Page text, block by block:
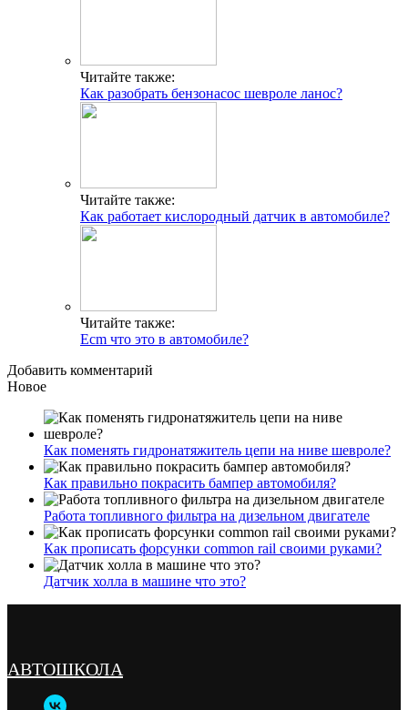
Читайте также:
Как разобрать бензонасос шевроле ланос?
Читайте также:
Как работает кислородный датчик в автомобиле?
Читайте также:
Ecm что это в автомобиле?
Добавить комментарий
Новое
Как поменять гидронатяжитель цепи на ниве шевроле?
Как правильно покрасить бампер автомобиля?
Работа топливного фильтра на дизельном двигателе
Как прописать форсунки common rail своими руками?
Датчик холла в машине что это?
АВТОШКОЛА